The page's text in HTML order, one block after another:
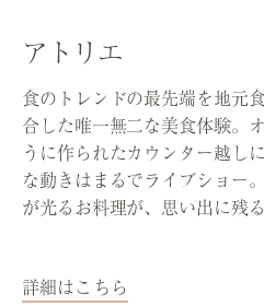
アトリエ
食のトレンドの最先端を地元
合した唯一無二な美食体験。
うに作られたカウンター越し
な動きはまるでライブショー
が光るお料理が、思い出に残
詳細はこちら